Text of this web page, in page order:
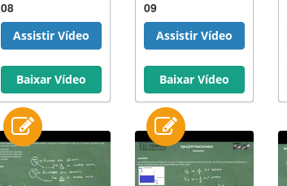
08
Assistir Vídeo
Baixar Vídeo
09
Assistir Vídeo
Baixar Vídeo